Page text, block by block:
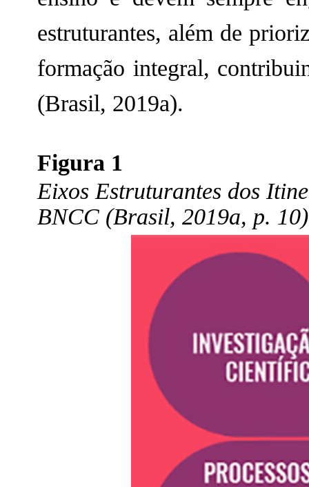
estruturantes, além de
formação integral,
(Brasil, 2019a).
Figura 1
Eixos Estruturantes dos
BNCC (Brasil, 2019a, p. 10)